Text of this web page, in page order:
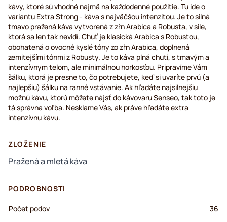
kávy, ktoré sú vhodné najmä na každodenné použitie. Tu ide o
variantu Extra Strong - káva s najväčšou intenzitou. Je to silná
tmavo pražená káva vytvorená z zŕn Arabica a Robusta, v sile,
ktorá sa len tak nevidí. Chuť je klasická Arabica s Robustou,
obohatená o ovocné kyslé tóny zo zŕn Arabica, doplnená
zemitejšími tónmi z Robusty. Je to káva plná chuti, s tmavým a
intenzívnym telom, ale minimálnou horkosťou. Pripravíme Vám
šálku, ktorá je presne to, čo potrebujete, keď si uvaríte prvú (a
najlepšiu) šálku na ranné vstávanie. Ak hľadáte najsilnejšiu
možnú kávu, ktorú môžete nájsť do kávovaru Senseo, tak toto je
tá správna voľba. Nesklame Vás, ak práve hľadáte extra
intenzívnu kávu.
ZLOŽENIE
Pražená a mletá káva
PODROBNOSTI
Počet podov
36